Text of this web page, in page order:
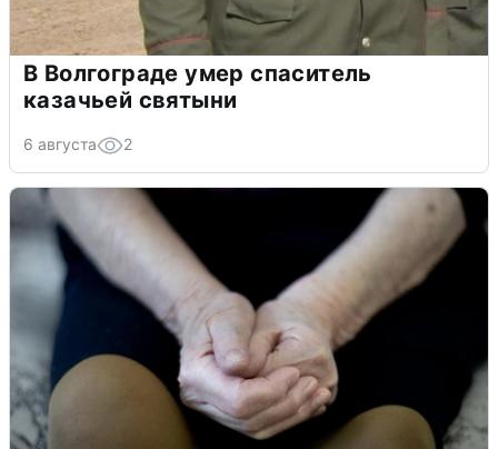
В Волгограде умер спаситель
казачьей святыни
6 августа 2